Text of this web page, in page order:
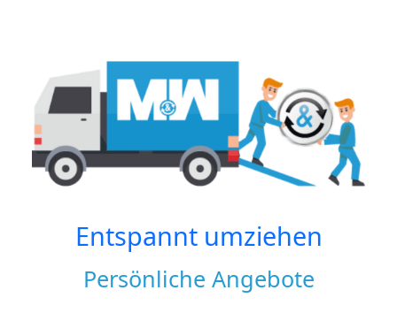
Entspannt umziehen
Persönliche Angebote